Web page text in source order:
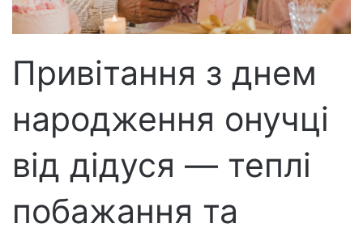
к
т
о
н
о
о
л
и
с
Привітання з днем
народження онучці
від дідуся — теплі
побажання та